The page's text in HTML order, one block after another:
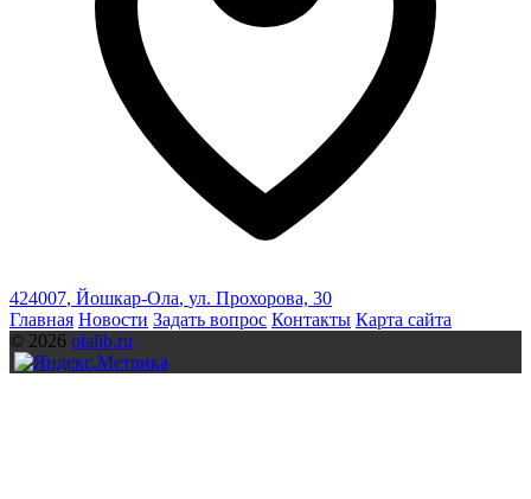
424007, Йошкар-Ола, ул. Прохорова, 30
Главная Новости Задать вопрос Контакты Карта сайта
© 2026 olalib.ru